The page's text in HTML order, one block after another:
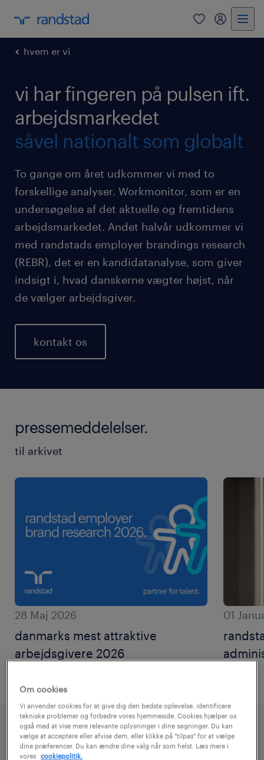
0
hvem er vi
vi har fingeren på pulsen ift.
arbejdsmarkedet
såvel nationalt som globalt
To gange om året udkommer vi med to
forskellige analyser. Workmonitor, som er en
undersøgelse af det aktuelle og fremtidens
arbejdsmarkedet. Andet halvår udkommer vi
med randstads employer brandings research
(REBR), det er en kandidatanalyse, som giver
indsigt i, hvad danskerne vægter højst, når
de vælger arbejdsgiver.
kontakt os
pressemeddelelser.
til arkivet
28 Maj 2026
danmarks mest attraktive
arbejdsgivere 2026
01
presseansvarlig
Om cookies
Vi anvender cookies for at give dig den bedste oplevelse, identificere
tekniske problemer og forbedre vores hjemmeside. Cookies hjælper os
også med at vise mere relevante oplysninger i dine søgninger. Du kan
vælge at acceptere eller afvise dem, eller klikke på "tilpas" for at vælge
dine præferencer. Du kan ændre dine valg når som helst. Læs mere i
vores
cookiepolitik.